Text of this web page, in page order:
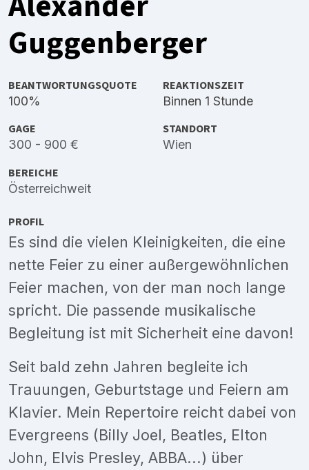
Guggenberger
BEANTWORTUNGSQUOTE
100%
REAKTIONSZEIT
Binnen 1 Stunde
GAGE
300 - 900 €
STANDORT
Wien
BEREICHE
Österreichweit
PROFIL
Es sind die vielen Kleinigkeiten, die eine
nette Feier zu einer außergewöhnlichen
Feier machen, von der man noch lange
spricht. Die passende musikalische
Begleitung ist mit Sicherheit eine davon!
Seit bald zehn Jahren begleite ich
Trauungen, Geburtstage und Feiern am
Klavier. Mein Repertoire reicht dabei von
Evergreens (Billy Joel, Beatles, Elton
John, Elvis Presley, ABBA...) über